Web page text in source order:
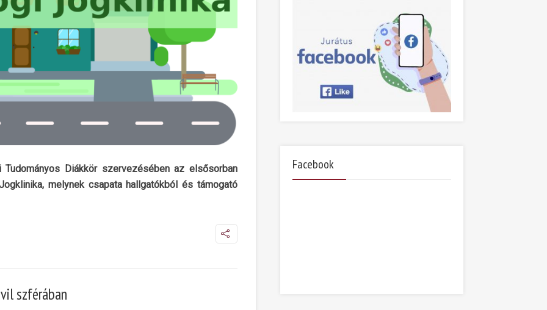
Diákkör szervezésében az elsősorban
melynek csapata hallgatókból és támogató
szférában
Facebook